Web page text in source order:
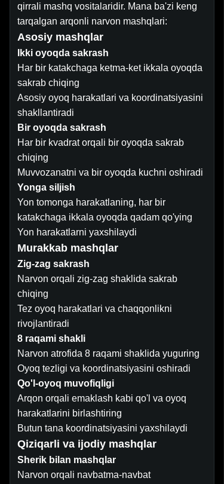
qirrali mashq vositalaridir. Mana ba'zi keng
tarqalgan arqonli narvon mashqlari:
Asosiy mashqlar
Ikki oyoqda sakrash
Har bir katakchaga ketma-ket ikkala oyoqda
sakrab chiqing
Asosiy oyoq harakatlari va koordinatsiyasini
shakllantiradi
Bir oyoqda sakrash
Har bir kvadrat orqali bir oyoqda sakrab
chiqing
Muvvozanatni va bir oyoqda kuchni oshiradi
Yonga siljish
Yon tomonga harakatlaning, har bir
katakchaga ikkala oyoqda qadam qo'ying
Yon harakatlarni yaxshilaydi
Murakkab mashqlar
Zig-zag sakrash
Narvon orqali zig-zag shaklida sakrab
chiqing
Tez oyoq harakatlari va chaqqonlikni
rivojlantiradi
8 raqami shakli
Narvon atrofida 8 raqami shaklida yuguring
Oyoq tezligi va koordinatsiyasini oshiradi
Qo'l-oyoq muvofiqligi
Arqon orqali emaklash kabi qo'l va oyoq
harakatlarini birlashtiring
Butun tana koordinatsiyasini yaxshilaydi
Qiziqarli va ijodiy mashqlar
Sherik bilan mashqlar
Narvon orqali navbatma-navbat